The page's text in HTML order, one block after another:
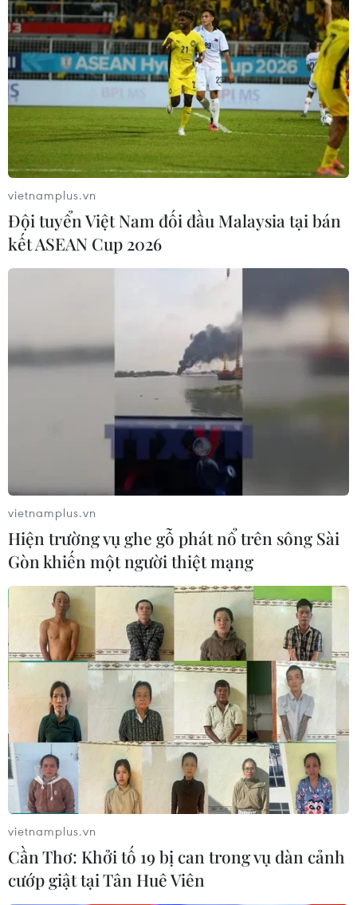
vietnamplus.vn
Đội tuyển Việt Nam đối đầu Malaysia tại bán
kết ASEAN Cup 2026
vietnamplus.vn
Hiện trường vụ ghe gỗ phát nổ trên sông Sài
Gòn khiến một người thiệt mạng
vietnamplus.vn
Cần Thơ: Khởi tố 19 bị can trong vụ dàn cảnh
cướp giật tại Tân Huê Viên